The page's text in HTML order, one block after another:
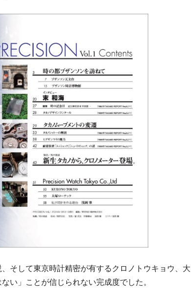
そして東京時計精密が有するクロノトウキョウ、大
い」ことが信じられない完成度でした。